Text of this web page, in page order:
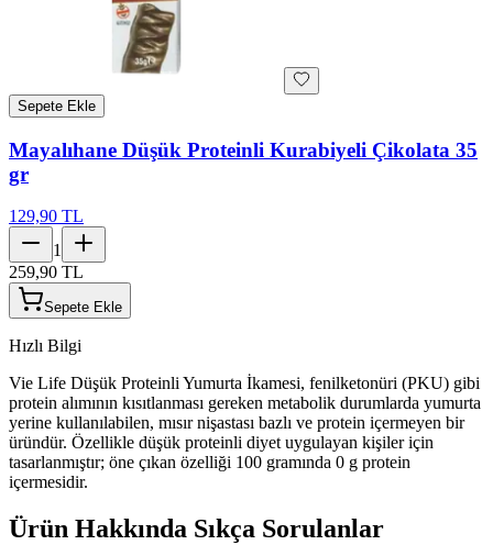
Sepete Ekle
Mayalıhane Düşük Proteinli Kurabiyeli Çikolata 35
gr
129,90 TL
1
259,90 TL
Sepete Ekle
Hızlı Bilgi
Vie Life Düşük Proteinli Yumurta İkamesi, fenilketonüri (PKU) gibi
protein alımının kısıtlanması gereken metabolik durumlarda yumurta
yerine kullanılabilen, mısır nişastası bazlı ve protein içermeyen bir
üründür. Özellikle düşük proteinli diyet uygulayan kişiler için
tasarlanmıştır; öne çıkan özelliği 100 gramında 0 g protein
içermesidir.
Ürün Hakkında Sıkça Sorulanlar